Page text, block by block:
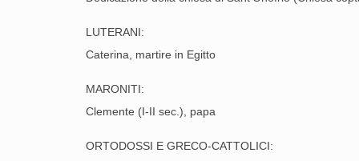
LUTERANI:
Caterina, martire in Egitto
MARONITI:
Clemente (I-II sec.), papa
ORTODOSSI E GRECO-CATTOLICI: